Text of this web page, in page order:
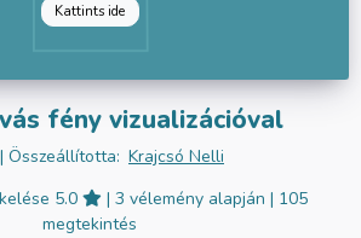
Kattints ide
fény vizualizációval
| Összeállította: Krajcsó Nelli
5.0
| 3 vélemény alapján | 105
megtekintés